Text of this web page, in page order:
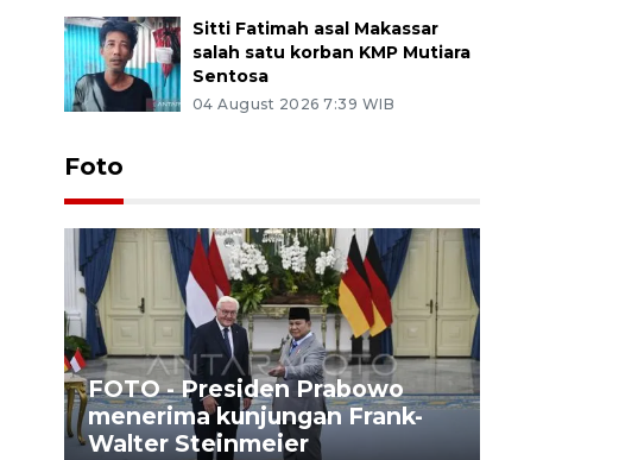
Sitti Fatimah asal Makassar
salah satu korban KMP Mutiara
Sentosa
04 August 2026 7:39 WIB
Foto
FOTO - Presiden Prabowo
menerima kunjungan Frank-
Walter Steinmeier